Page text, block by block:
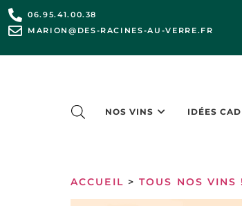
06.95.41.00.38
MARION@DES-RACINES-AU-VERRE.FR
NOS VINS IDÉES
ACCUEIL >TOUS NOS VINS !